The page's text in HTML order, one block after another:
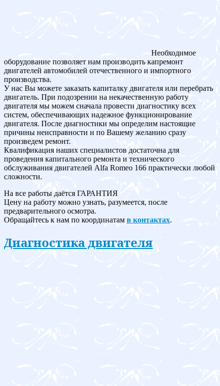
Необходимое
оборудование позволяет нам производить капремонт
двигателей автомобилей отечественного и импортного
производства.
У нас Вы можете заказать капиталку двигателя или перебрать
двигатель. При подозрении на некачественную работу
двигателя мы можем сначала провести диагностику всех
систем, обеспечивающих надежное функционирование
двигателя. После диагностики мы определим настоящие
причины неисправности и по Вашему желанию сразу
произведем ремонт.
Квалификация наших специалистов достаточна для
проведения капитального ремонта и технического
обслуживания двигателей Alfa Romeo 166 практически любой
сложности.
На все работы даётся ГАРАНТИЯ
Цену на работу можно узнать, разумеется, после
предварительного осмотра.
Обращайтесь к нам по координатам в контактах.
Диагностика двигателя